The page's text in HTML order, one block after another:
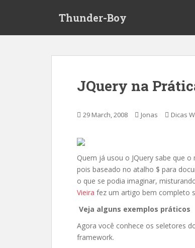
Thunder-Boy
JQuery na
29 March, 2008 Jonas Dicas
Quem já usou o JQuery sabe que
pois baseado no atalho $ para
o que se podia imaginar,
Vieira fez um artigo bem completo
Veja alguns exemplos práticos
Agora você conhece os seletores
framework.